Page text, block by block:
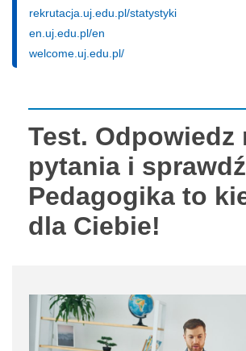
rekrutacja.uj.edu.pl/statystyki
en.uj.edu.pl/en
welcome.uj.edu.pl/
Test. Odpowiedz
pytania i
Pedagogika to
dla Ciebie!